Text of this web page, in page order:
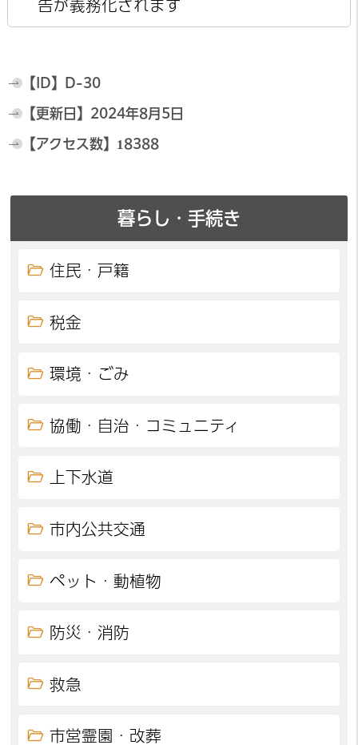
告が義務化されます
【ID】 D-30
【更新日】 2024年8月5日
【アクセス数】 18388
暮らし・手続き
住民・戸籍
税金
環境・ごみ
協働・自治・コミュニティ
上下水道
市内公共交通
ペット・動植物
防災・消防
救急
市営霊園・改葬